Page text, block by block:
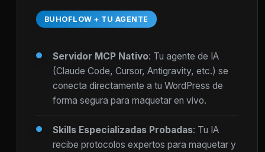
BUHOFLOW + TU AGENTE
Servidor MCP Nativo: Tu agente de IA
(Claude Code, Cursor, Antigravity, etc.) se
conecta directamente a tu WordPress de
forma segura para maquetar en vivo.
Skills Especializadas Probadas: Tu IA
recibe protocolos expertos para maquetar y